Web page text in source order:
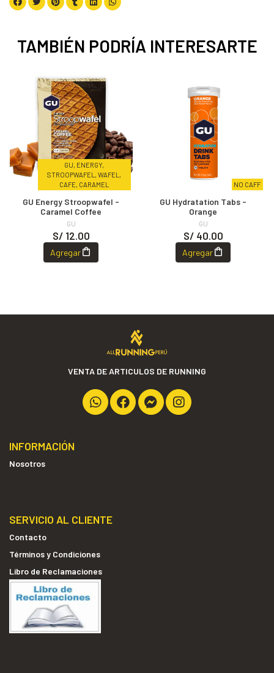
TAMBIÉN PODRÍA INTERESARTE
GU, ENERGY,
STROOPWAFEL, WAFEL,
CAFE, CARAMEL
GU Energy Stroopwafel -
Caramel Coffee
GU
S/ 12.00
Agregar
NO CAFF
GU Hydratation Tabs -
Orange
GU
S/ 40.00
Agregar
VENTA DE ARTICULOS DE RUNNING
INFORMACIÓN
Nosotros
SERVICIO AL CLIENTE
Contacto
Términos y Condiciones
Libro de Reclamaciones